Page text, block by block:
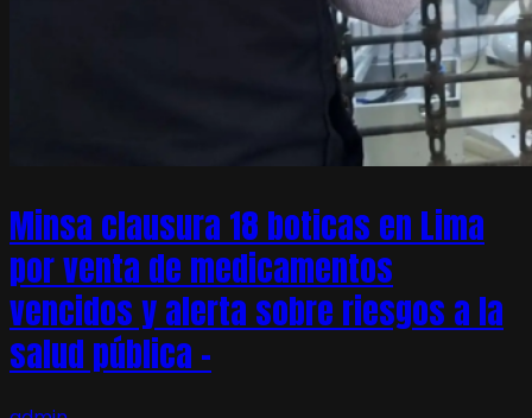
Minsa clausura 18 boticas en Lima
por venta de medicamentos
vencidos y alerta sobre riesgos a la
salud pública –